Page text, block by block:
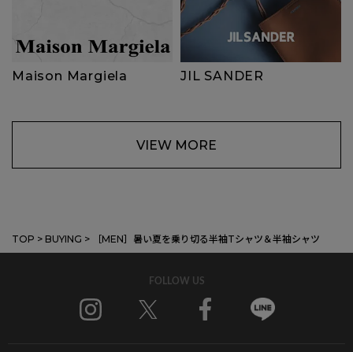
Maison Margiela JIL SANDER
VIEW MORE
TOP > BUYING > ［MEN］暑い夏を乗り切る半袖Tシャツ＆半袖シャツ
FOLLOW US